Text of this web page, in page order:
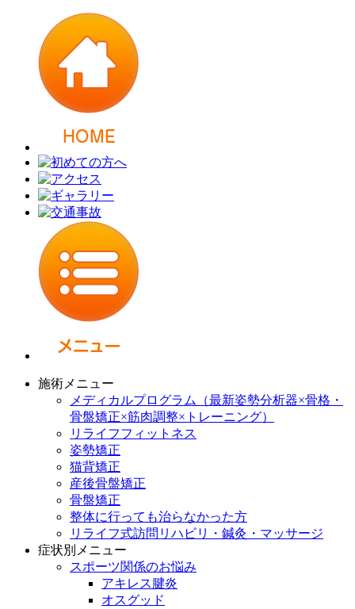
施術メニュー
メディカルプログラム（最新姿勢分析器×骨格・
骨盤矯正×筋肉調整×トレーニング）
リライフフィットネス
姿勢矯正
猫背矯正
産後骨盤矯正
骨盤矯正
整体に行っても治らなかった方
リライフ式訪問リハビリ・鍼灸・マッサージ
症状別メニュー
スポーツ関係のお悩み
アキレス腱炎
オスグッド